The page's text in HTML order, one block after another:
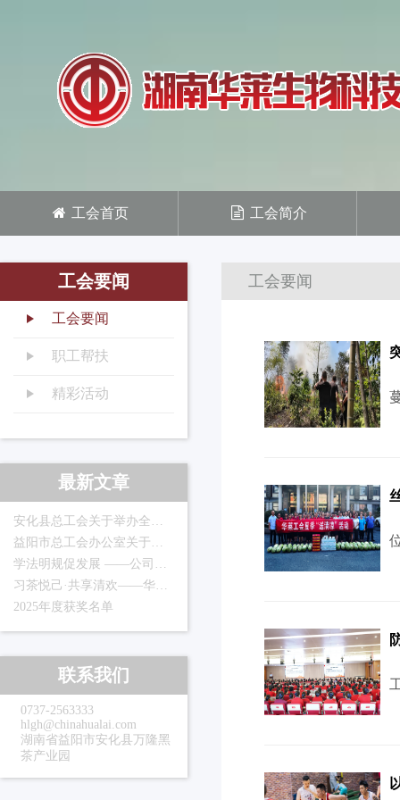
工会首页 工会简介
工会要闻
工会要闻
职工帮扶
精彩活动
最新文章
安化县总工会关于举办全县职工书法公益培训的通知
益阳市总工会办公室关于转发《关于举办“光影铸史百年留痕”全省职工书画摄影作品展的通知》的通知
学法明规促发展 ——公司工会组织开展直销法规专题普法培训活动
习茶悦己·共享清欢——华莱工会2026年主题职工茶艺培训圆满落幕
2025年度获奖名单
联系我们
0737-2563333
hlgh@chinahualai.com
湖南省益阳市安化县万隆黑
茶产业园
工会要闻